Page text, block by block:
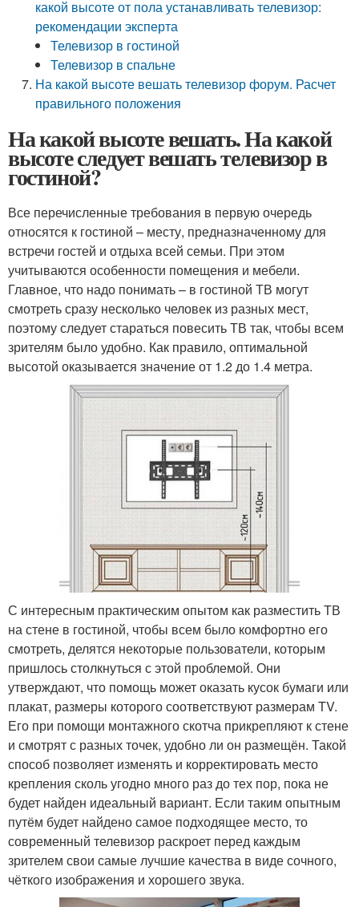
какой высоте от пола устанавливать телевизор:
рекомендации эксперта
Телевизор в гостиной
Телевизор в спальне
На какой высоте вешать телевизор форум. Расчет
правильного положения
На какой высоте вешать. На какой
высоте следует вешать телевизор в
гостиной?
Все перечисленные требования в первую очередь
относятся к гостиной – месту, предназначенному для
встречи гостей и отдыха всей семьи. При этом
учитываются особенности помещения и мебели.
Главное, что надо понимать – в гостиной ТВ могут
смотреть сразу несколько человек из разных мест,
поэтому следует стараться повесить ТВ так, чтобы всем
зрителям было удобно. Как правило, оптимальной
высотой оказывается значение от 1.2 до 1.4 метра.
С интересным практическим опытом как разместить ТВ
на стене в гостиной, чтобы всем было комфортно его
смотреть, делятся некоторые пользователи, которым
пришлось столкнуться с этой проблемой. Они
утверждают, что помощь может оказать кусок бумаги или
плакат, размеры которого соответствуют размерам TV.
Его при помощи монтажного скотча прикрепляют к стене
и смотрят с разных точек, удобно ли он размещён. Такой
способ позволяет изменять и корректировать место
крепления сколь угодно много раз до тех пор, пока не
будет найден идеальный вариант. Если таким опытным
путём будет найдено самое подходящее место, то
современный телевизор раскроет перед каждым
зрителем свои самые лучшие качества в виде сочного,
чёткого изображения и хорошего звука.